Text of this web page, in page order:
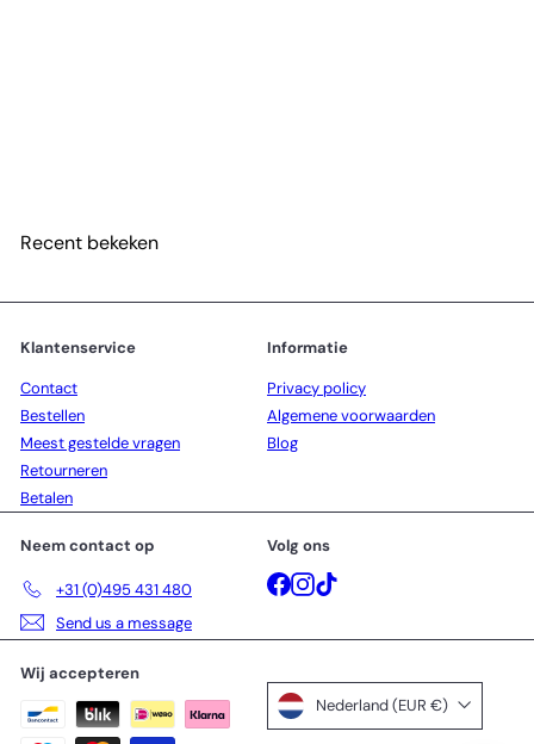
Recent bekeken
Klantenservice
Contact
Bestellen
Meest gestelde vragen
Retourneren
Betalen
Informatie
Privacy policy
Algemene voorwaarden
Blog
Neem contact op
+31 (0)495 431 480
Send us a message
Volg ons
Facebook
Instagram
Wij accepteren
Nederland (EUR €)